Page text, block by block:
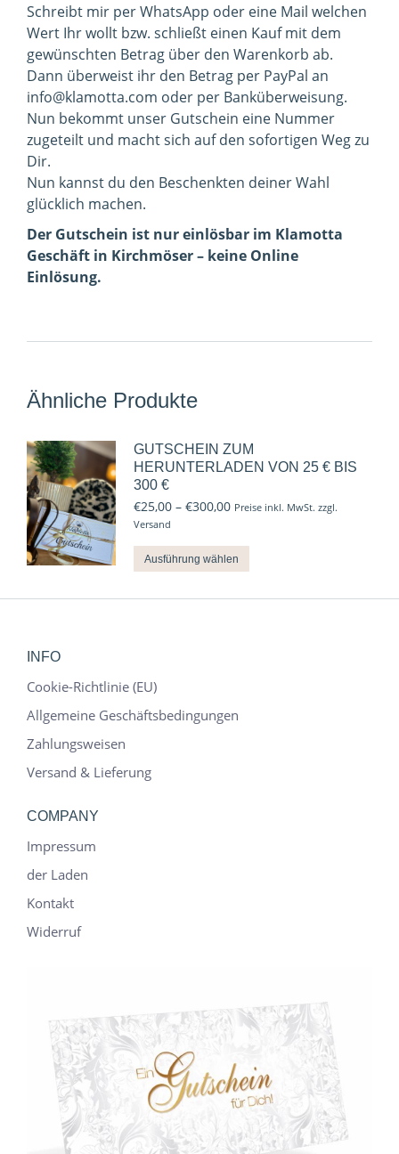
Schreibt mir per WhatsApp oder eine Mail welchen
Wert Ihr wollt bzw. schließt einen Kauf mit dem
gewünschten Betrag über den Warenkorb ab.
Dann überweist ihr den Betrag per PayPal an
info@klamotta.com oder per Banküberweisung.
Nun bekommt unser Gutschein eine Nummer
zugeteilt und macht sich auf den sofortigen Weg zu
Dir.
Nun kannst du den Beschenkten deiner Wahl
glücklich machen.
Der Gutschein ist nur einlösbar im Klamotta
Geschäft in Kirchmöser – keine Online
Einlösung.
Ähnliche Produkte
GUTSCHEIN ZUM
HERUNTERLADEN VON 25 € BIS
300 €
€25,00 – €300,00Preisspanne:
€300,00
Preise inkl. MwSt. zzgl.
Versand
Ausführung wählen
Produkt
weist
INFO
Cookie-Richtlinie (EU)
Allgemeine Geschäftsbedingungen
Zahlungsweisen
Versand & Lieferung
COMPANY
Impressum
der Laden
Kontakt
Widerruf